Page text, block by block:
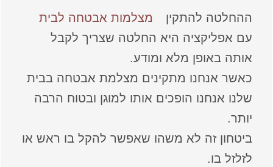
ההחלטה להתקין
מצלמות אבטחה לבית
עם אפליקציה היא החלטה שצריך לקבל
אותה באופן מלא ומודע.
כאשר אנחנו מתקינים מצלמת אבטחה בבית
שלנו אנחנו הופכים אותו למוגן ובטוח הרבה
יותר.
ביטחון זה לא משהו שאפשר להקל בו ראש או
לזלזל בו.